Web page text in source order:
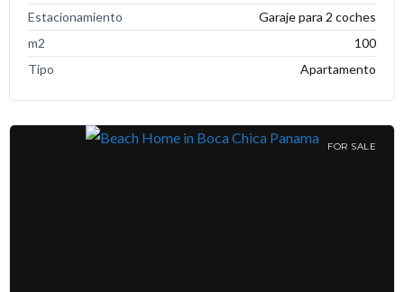
Estacionamiento
Garaje para 2 coches
m2
100
Tipo
Apartamento
FOR SALE